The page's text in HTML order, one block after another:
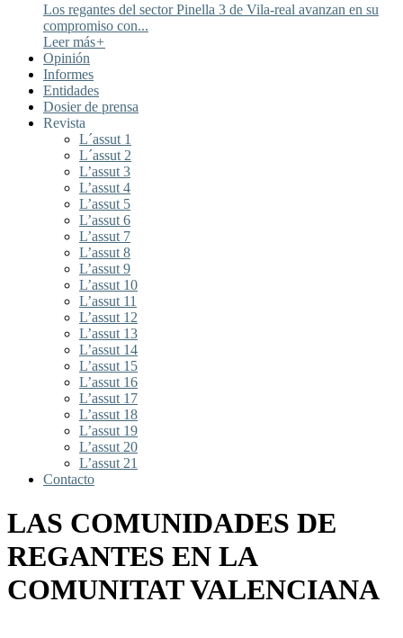
Los regantes del sector Pinella 3 de Vila-real avanzan en su
compromiso con...
Leer más+
Opinión
Informes
Entidades
Dosier de prensa
Revista
L´assut 1
L´assut 2
L’assut 3
L’assut 4
L’assut 5
L’assut 6
L’assut 7
L’assut 8
L’assut 9
L’assut 10
L’assut 11
L’assut 12
L’assut 13
L’assut 14
L’assut 15
L’assut 16
L’assut 17
L’assut 18
L’assut 19
L’assut 20
L’assut 21
Contacto
LAS COMUNIDADES DE
REGANTES EN LA
COMUNITAT VALENCIANA